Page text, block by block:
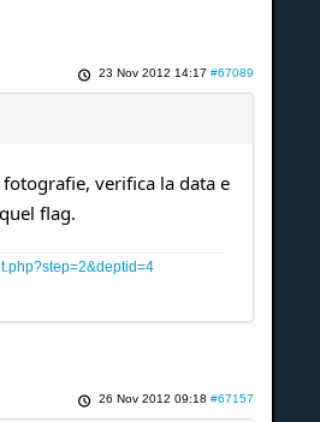
23 Nov 2012 14:17 #67089
verifica la data e
flag.
26 Nov 2012 09:18 #67157